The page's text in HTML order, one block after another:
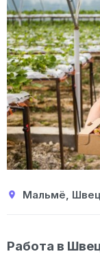
Мальмё,
Работа в